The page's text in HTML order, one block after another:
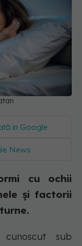
în Google
News
cu ochii
și factorii
sub